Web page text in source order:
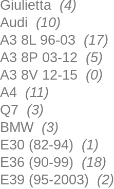
Giulietta (4)
Audi (10)
A3 8L 96-03 (17)
A3 8P 03-12 (5)
A3 8V 12-15 (0)
A4 (11)
Q7 (3)
BMW (3)
E30 (82-94) (1)
E36 (90-99) (18)
E39 (95-2003) (2)